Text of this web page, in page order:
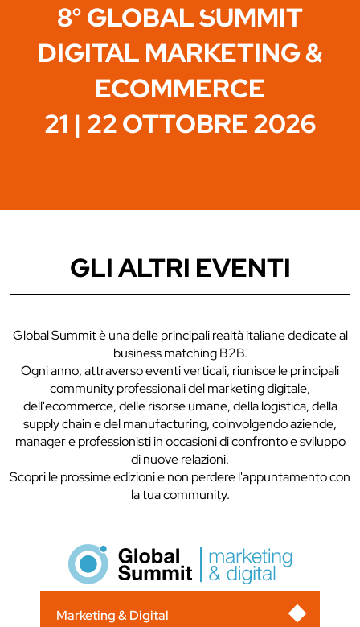
8° GLOBAL SUMMIT
DIGITAL MARKETING &
ECOMMERCE
21 | 22 OTTOBRE 2026
GLI ALTRI EVENTI
Global Summit è una delle principali realtà italiane dedicate al
business matching B2B.
Ogni anno, attraverso eventi verticali, riunisce le principali
community professionali del marketing digitale,
dell'ecommerce, delle risorse umane, della logistica, della
supply chain e del manufacturing, coinvolgendo aziende,
manager e professionisti in occasioni di confronto e sviluppo
di nuove relazioni.
Scopri le prossime edizioni e non perdere l'appuntamento con
la tua community.
Marketing & Digital